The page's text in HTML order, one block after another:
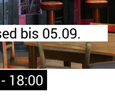
bis 05.09.
18:00